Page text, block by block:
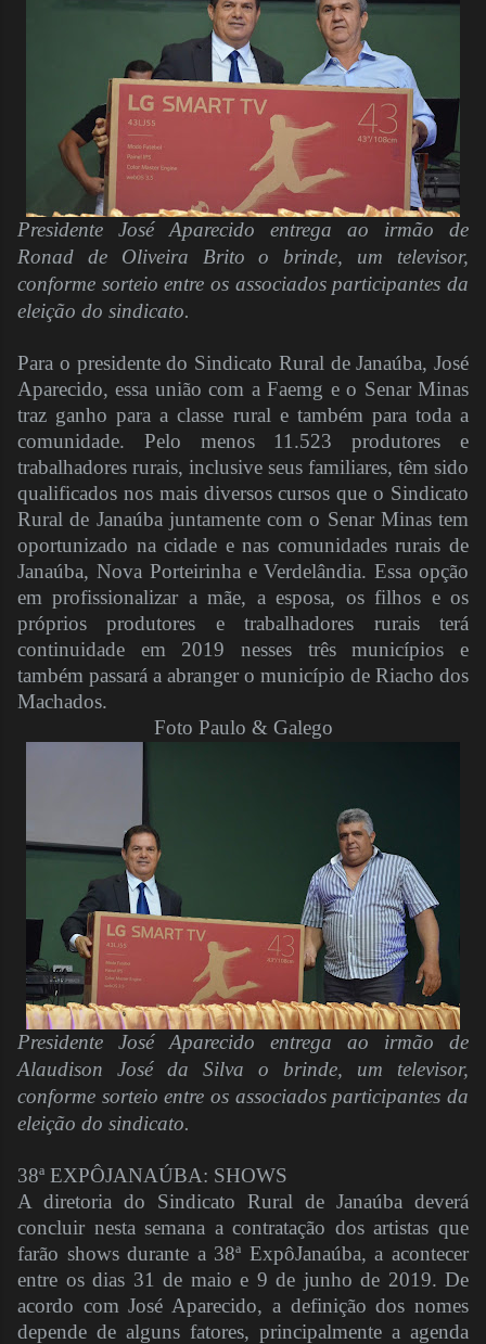
Presidente José Aparecido entrega ao irmão de
Ronad de Oliveira Brito o brinde, um televisor,
conforme sorteio entre os associados participantes da
eleição do sindicato.
Para o presidente do Sindicato Rural de Janaúba, José
Aparecido, essa união com a Faemg e o Senar Minas
traz ganho para a classe rural e também para toda a
comunidade. Pelo menos 11.523 produtores e
trabalhadores rurais, inclusive seus familiares, têm sido
qualificados nos mais diversos cursos que o Sindicato
Rural de Janaúba juntamente com o Senar Minas tem
oportunizado na cidade e nas comunidades rurais de
Janaúba, Nova Porteirinha e Verdelândia. Essa opção
em profissionalizar a mãe, a esposa, os filhos e os
próprios produtores e trabalhadores rurais terá
continuidade em 2019 nesses três municípios e
também passará a abranger o município de Riacho dos
Machados.
Foto Paulo & Galego
Presidente José Aparecido entrega ao irmão de
Alaudison José da Silva o brinde, um televisor,
conforme sorteio entre os associados participantes da
eleição do sindicato.
38ª EXPÔJANAÚBA: SHOWS
A diretoria do Sindicato Rural de Janaúba deverá
concluir nesta semana a contratação dos artistas que
farão shows durante a 38ª ExpôJanaúba, a acontecer
entre os dias 31 de maio e 9 de junho de 2019. De
acordo com José Aparecido, a definição dos nomes
depende de alguns fatores, principalmente a agenda